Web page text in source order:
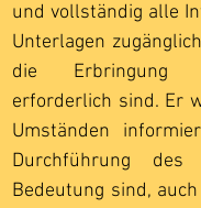
und vollständig alle
Unterlagen
die Erbringung
erforderlich sind. Er
Umständen
Durchführung
Bedeutung sind,